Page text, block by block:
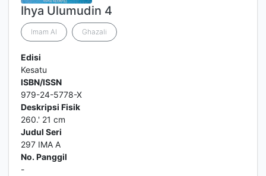
Ihya Ulumudin 4
Imam Al Ghazali
Edisi
Kesatu
ISBN/ISSN
979-24-5778-X
Deskripsi Fisik
260.' 21 cm
Judul Seri
297 IMA A
No. Panggil
-